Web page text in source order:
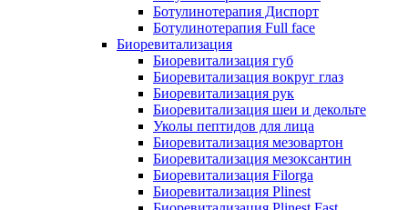
Ботулинотерапия Диспорт
Ботулинотерапия Full face
Биоревитализация
Биоревитализация губ
Биоревитализация вокруг глаз
Биоревитализация рук
Биоревитализация шеи и декольте
Уколы пептидов для лица
Биоревитализация мезовартон
Биоревитализация мезоксантин
Биоревитализация Filorga
Биоревитализация Plinest